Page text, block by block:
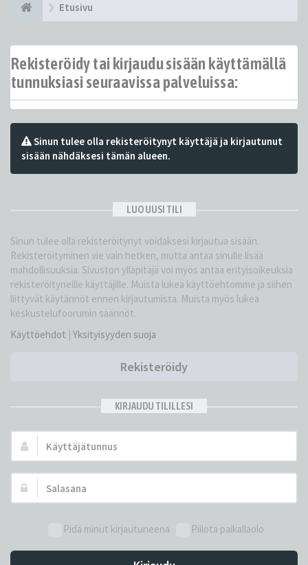
Etusivu
Rekisteröidy tai kirjaudu sisään käyttämällä
tunnuksiasi seuraavissa palveluissa:
Sinun tulee olla rekisteröitynyt käyttäjä ja kirjautunut
sisään nähdäksesi tämän alueen.
LUO UUSI TILI
Sinun tulee olla rekisteröitynyt voidaksesi kirjautua sisään.
Rekisteröityminen vie vain hetken, mutta antaa sinulle lisää
mahdollisuuksia. Sivuston ylläpitäjä voi myös antaa erityisoikeuksia
rekisteröityneille käyttäjille. Muista lukea käyttöehtomme ja siihen
liittyvät käytännöt ennen kirjautumista. Muista myös lukea
keskustelufoorumin säännöt.
Käyttöehdot | Yksityisyyden suoja
Rekisteröidy
KIRJAUDU TILILLESI
Käyttäjätunnus:
Salasana:
Pidä minut kirjautuneena Piilota paikallaolo